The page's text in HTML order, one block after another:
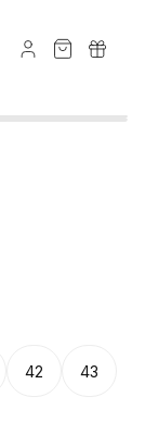
42 43